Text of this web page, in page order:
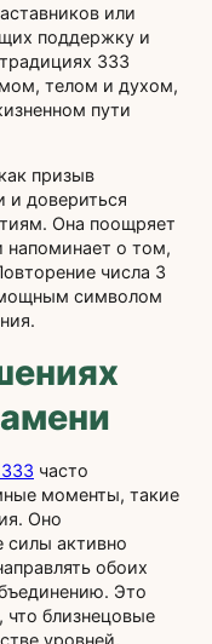
или
поддержку и
333
телом и духом,
пути
призыв
и довериться
Она поощряет
напоминает о том,
числа 3
мощным символом
часто
моменты, такие
Оно
силы активно
обоих
Это
близнецовые